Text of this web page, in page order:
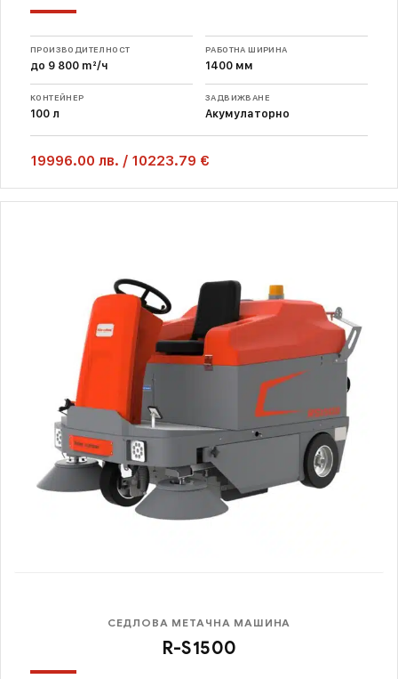
ПРОИЗВОДИТЕЛНОСТ
до 9 800 m²/ч
РАБОТНА ШИРИНА
1400 мм
КОНТЕЙНЕР
100 л
ЗАДВИЖВАНЕ
Акумулаторно
19996.00 лв. / 10223.79 €
СЕДЛОВА МЕТАЧНА МАШИНА
R-S1500